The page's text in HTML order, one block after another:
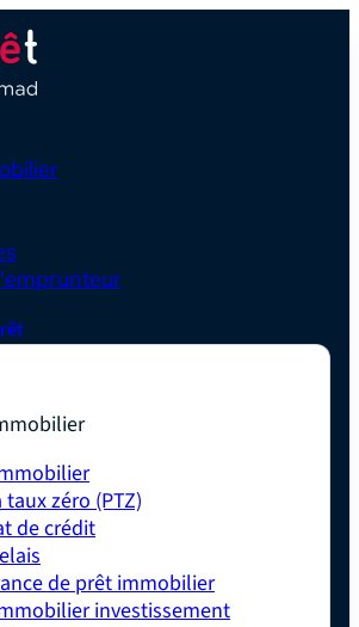
taux zéro (PTZ)
de crédit
de prêt immobilier
investissement